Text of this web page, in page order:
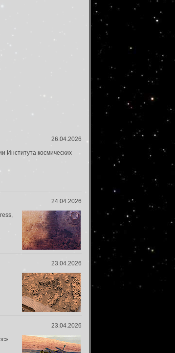
26.04.2026
Института космических
24.04.2026
23.04.2026
23.04.2026